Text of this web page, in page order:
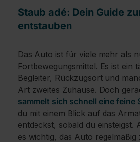
Staub adé: Dein Guide
entstauben
Das Auto ist für viele mehr als
Fortbewegungsmittel. Es ist ein
Begleiter, Rückzugsort und
Art zweites Zuhause. Doch
sammelt sich schnell eine feine
du mit einem Blick auf das
entdeckst, sobald du einsteigst.
es wichtig, das Auto regelmäßig